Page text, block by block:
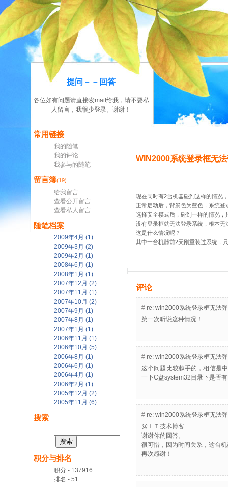
提问－－回答
各位如有问题请直接发mail给我，请不要私
人留言，我很少登录。谢谢！
常用链接
我的随笔
我的评论
我参与的随笔
留言簿(19)
给我留言
查看公开留言
查看私人留言
随笔档案
2009年4月 (1)
2009年3月 (2)
2009年2月 (1)
2008年6月 (1)
2008年1月 (1)
2007年12月 (2)
2007年11月 (1)
2007年10月 (2)
2007年9月 (1)
2007年8月 (1)
2007年1月 (1)
2006年11月 (1)
2006年10月 (5)
2006年8月 (1)
2006年6月 (1)
2006年4月 (1)
2006年2月 (1)
2005年12月 (2)
2005年11月 (6)
搜索
积分与排名
积分 - 137916
排名 - 51
WIN2000系统登录框无
现在同时有2台机器碰到这样的情况
正常启动后，背景色为蓝色，系统登
选择安全模式后，碰到一样的情况，
没有登录框就无法登录系统，根本无
这是什么情况呢？
其中一台机器前2天刚重装过系统，
评论
# re: win2000系统登录框无法
第一次听说这种情况！
# re: win2000系统登录框无法
这个问题比较棘手的，相信是
一下C盘system32目录下是否
# re: win2000系统登录框无法
@ＩＴ技术博客
谢谢你的回答。
很可惜，因为时间关系，这台
再次感谢！